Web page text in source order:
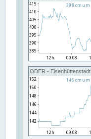
ODER - Eisenhüttenstadt